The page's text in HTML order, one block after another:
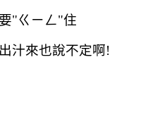
"ㄍㄧㄥ"住
汁來也說不定啊!